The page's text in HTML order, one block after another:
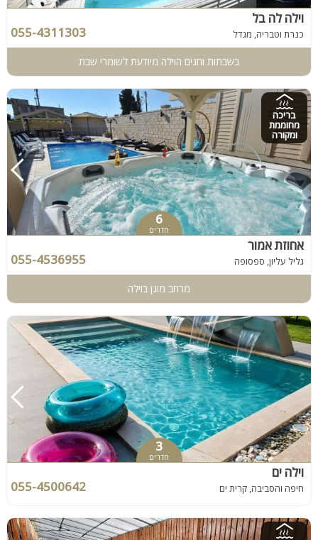
וילה לה בל
כנרת וטבריה, מגדל 055-4311303
בשבתות וחגים הוילה מיודעת לשומרי שבת
בריכה
מחוממת
ומקורה
6
חדרים
אחוזת אמור
גליל עליון, ספסופה 055-4536955
מרחב מוגן בוילה
3
חדרים
וילה ים
חיפה והסביבה, קרית ים 055-4500642